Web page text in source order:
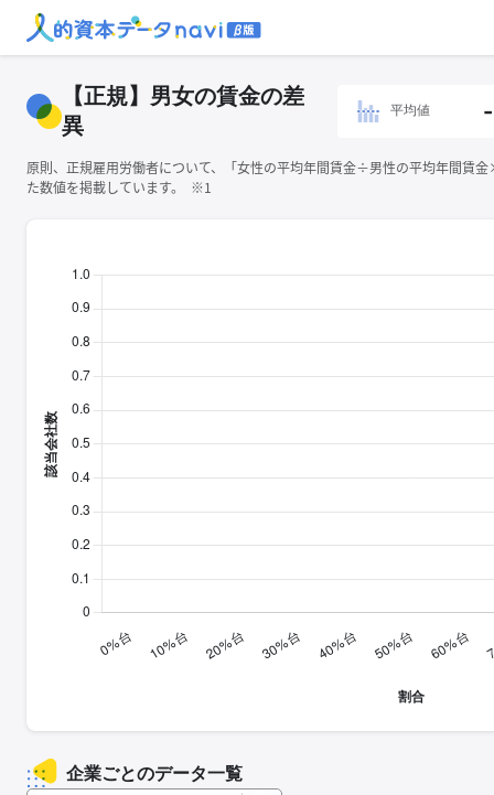
【正規】男女の賃金の差
異
平均値
原則、正規雇用労働者について、「女性の平均年間賃金÷男性の平均年間賃
た数値を掲載しています。 ※1
企業ごとのデータ一覧